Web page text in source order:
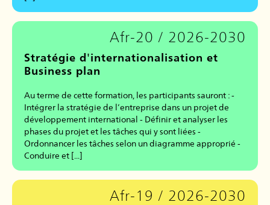
Afr-20 / 2026-2030
Stratégie d'internationalisation et
Business plan
Au terme de cette formation, les participants sauront : -
Intégrer la stratégie de l’entreprise dans un projet de
développement international - Définir et analyser les
phases du projet et les tâches qui y sont liées -
Ordonnancer les tâches selon un diagramme approprié -
Conduire et [...]
Afr-19 / 2026-2030